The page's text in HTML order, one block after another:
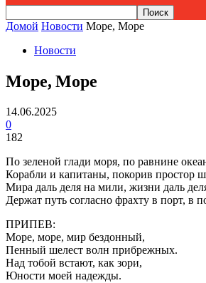
Домой Новости Море, Море
Новости
Море, Море
14.06.2025
0
182
По зеленой глади моря, по равнине
Корабли и капитаны, покорив простор
Мира даль деля на мили, жизни даль
Держат путь согласно фрахту в порт, в
ПРИПЕВ:
Море, море, мир бездонный,
Пенный шелест волн прибрежных.
Над тобой встают, как зори,
Юности моей надежды.